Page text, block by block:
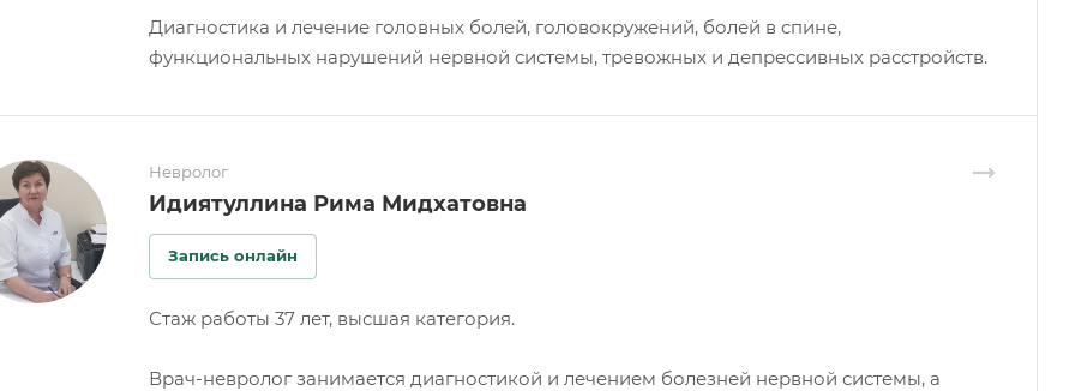
Диагностика и лечение головных болей, головокружений, болей в спине,
функциональных нарушений нервной системы, тревожных и депрессивных расстройств.
Невролог
Идиятуллина Рима Мидхатовна
Запись онлайн
Стаж работы 37 лет, высшая категория.
Врач-невролог занимается диагностикой и лечением болезней нервной системы, а